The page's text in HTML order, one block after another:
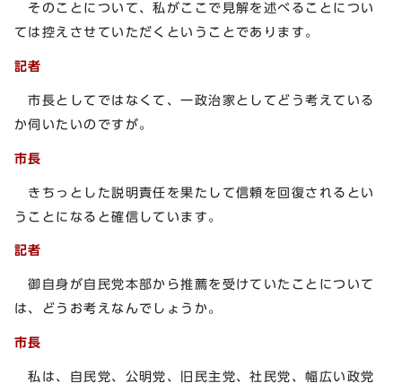
そのことについて、私がここで見解を述べることについ
ては控えさせていただくということであります。
記者
市長としてではなくて、一政治家としてどう考えている
か伺いたいのですが。
市長
きちっとした説明責任を果たして信頼を回復されるとい
うことになると確信しています。
記者
御自身が自民党本部から推薦を受けていたことについて
は、どうお考えなんでしょうか。
市長
私は、自民党、公明党、旧民主党、社民党、幅広い政党